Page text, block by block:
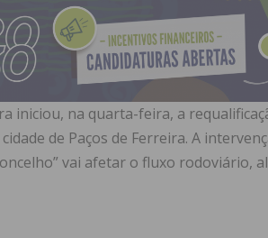
iniciou, na quarta-feira, a
de Paços de Ferreira. A
vai afetar o fluxo rodoviário,